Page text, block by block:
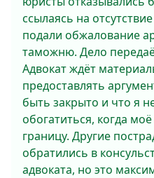
ссылаясь на
подали обжалование
таможню. Дело
Адвокат ждёт
предоставлять
быть закрыто и что я
обогатиться, когда
границу. Другие
обратились в
адвоката, но это